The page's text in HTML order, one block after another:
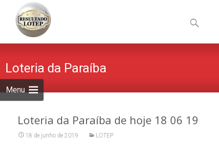
Menu
to
content
por:
Loteria da Paraíba
Loteria da Paraíba de hoje 18 06 19
18 de junho de 2019 LOTEP